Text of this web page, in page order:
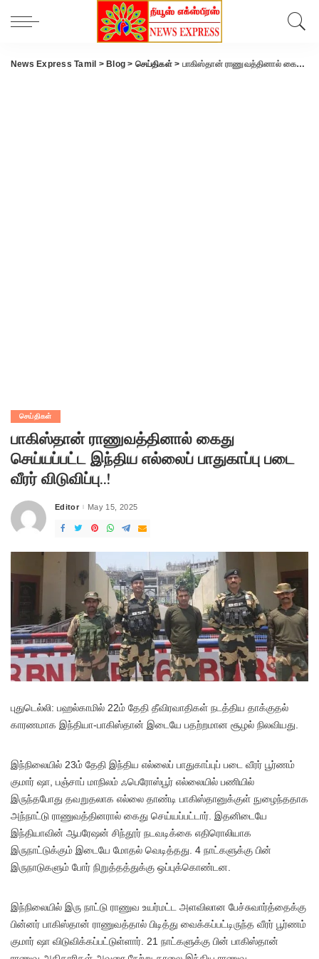
News Express Tamil > Blog > செய்திகள்> பாகிஸ்தான் ராணுவத்தினால் கைது செய்யப்பட்ட இந்திய எல்லைப் பாதுகாப்பு படை வீரர் விடுவிப்பு..!
செய்திகள்
பாகிஸ்தான் ராணுவத்தினால் கைது
செய்யப்பட்ட இந்திய எல்லைப் பாதுகாப்பு படை
வீரர் விடுவிப்பு..!
Posted
Editor May 15, 2025
புதுடெல்லி: பஹல்காமில் 22ம் தேதி தீவிரவாதிகள் நடத்திய தாக்குதல்
காரணமாக இந்தியா-பாகிஸ்தான் இடையே பதற்றமான சூழல் நிலவியது.
இந்நிலையில் 23ம் தேதி இந்திய எல்லைப் பாதுகாப்புப் படை வீரர் பூர்ணம்
குமார் ஷா, பஞ்சாப் மாநிலம் ஃபெரோஸ்பூர் எல்லையில் பணியில்
இருந்தபோது தவறுதலாக எல்லை தாண்டி பாகிஸ்தானுக்குள் நுழைந்ததாக
அந்நாட்டு ராணுவத்தினரால் கைது செய்யப்பட்டார். இதனிடையே
இந்தியாவின் ஆபரேஷன் சிந்தூர் நடவடிக்கை எதிரொலியாக
இருநாட்டுக்கும் இடையே மோதல் வெடித்தது. 4 நாட்களுக்கு பின்
இருநாடுகளும் போர் நிறுத்தத்துக்கு ஒப்புக்கொண்டன.
இந்நிலையில் இரு நாட்டு ராணுவ உயர்மட்ட அளவிலான பேச்சுவார்த்தைக்கு
பின்னர் பாகிஸ்தான் ராணுவத்தால் பிடித்து வைக்கப்பட்டிருந்த வீரர் பூர்ணம்
குமார் ஷா விடுவிக்கப்பட்டுள்ளார். 21 நாட்களுக்கு பின் பாகிஸ்தான்